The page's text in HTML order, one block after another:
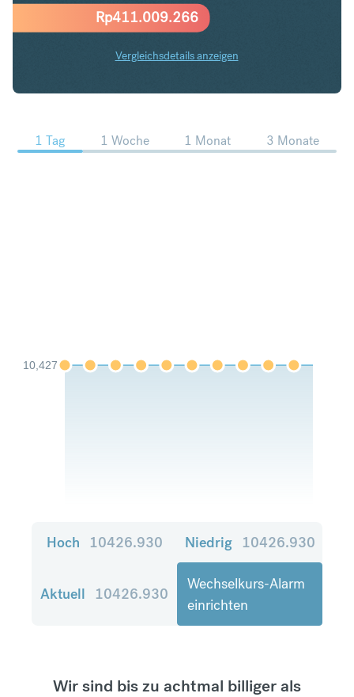
Rp411.009.266
Vergleichsdetails anzeigen
NZD in IDR Trends
1 Tag 1 Woche 1 Monat 3 Monate
10,427
Hoch 10426.930 Niedrig 10426.930
Aktuell 10426.930
Wechselkurs-Alarm
einrichten
Wir sind bis zu achtmal billiger als